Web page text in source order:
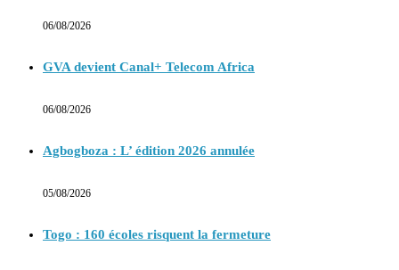
06/08/2026
GVA devient Canal+ Telecom Africa
06/08/2026
Agbogboza : L’ édition 2026 annulée
05/08/2026
Togo : 160 écoles risquent la fermeture